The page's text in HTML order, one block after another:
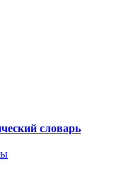
словарь